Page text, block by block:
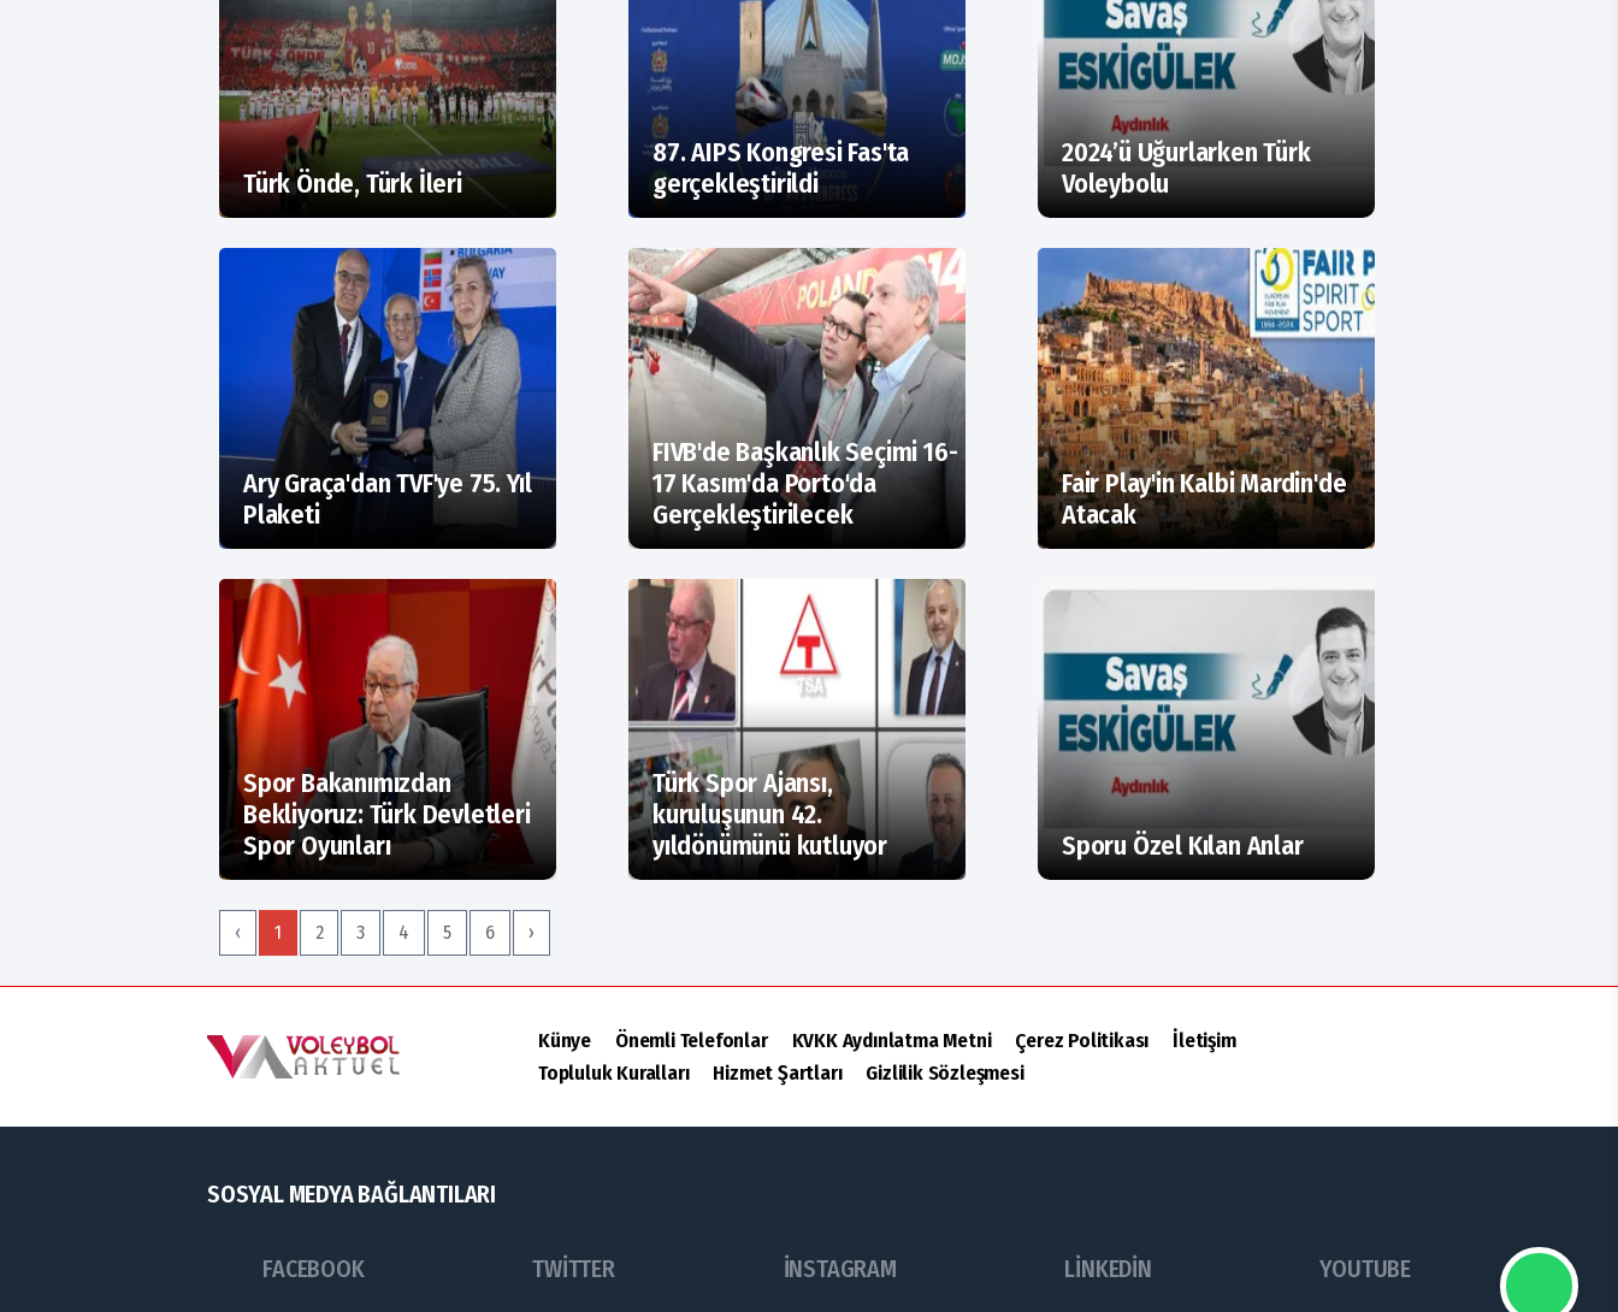
Türk Önde, Türk İleri
87. AIPS Kongresi Fas'ta
gerçekleştirildi
2024’ü Uğurlarken Türk
Voleybolu
Ary Graça'dan TVF'ye 75. Yıl
Plaketi
FIVB'de Başkanlık Seçimi 16-
17 Kasım'da Porto'da
Gerçekleştirilecek
Fair Play'in Kalbi Mardin'de
Atacak
Spor Bakanımızdan
Bekliyoruz: Türk Devletleri
Spor Oyunları
Türk Spor Ajansı,
kuruluşunun 42.
yıldönümünü kutluyor
Sporu Özel Kılan Anlar
‹ 1 2 3 4 5 6 ›
Künye Önemli Telefonlar KVKK Aydınlatma Metni Çerez Politikası
İletişim
Topluluk Kuralları
Hizmet Şartları Gizlilik Sözleşmesi
SOSYAL MEDYA BAĞLANTILARI
FACEBOOK TWITTER INSTAGRAM LINKEDIN YOUTUBE